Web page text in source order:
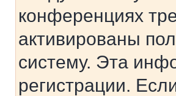
конференциях
активированы
систему. Эта
регистрации.